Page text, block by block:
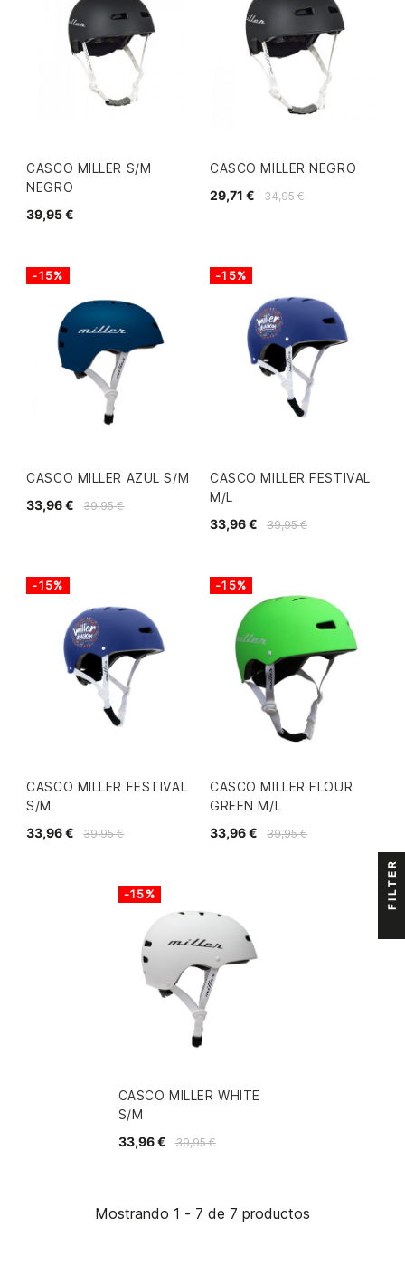
CASCO MILLER S/M
NEGRO
39,95 €
CASCO MILLER NEGRO
34,95 €
29,71 €
CASCO MILLER AZUL S/M
39,95 €
33,96 €
-15%
CASCO MILLER FESTIVAL
M/L
39,95 €
33,96 €
-15%
CASCO MILLER FESTIVAL
S/M
39,95 €
33,96 €
-15%
CASCO MILLER FLOUR
GREEN M/L
39,95 €
33,96 €
-15%
CASCO MILLER WHITE
S/M
39,95 €
33,96 €
-15%
Mostrando 1 - 7 de 7 productos
FILTER